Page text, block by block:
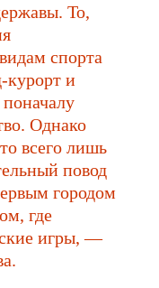
То,
спорта
и
Однако
всего лишь
повод
городом
где
игры, —